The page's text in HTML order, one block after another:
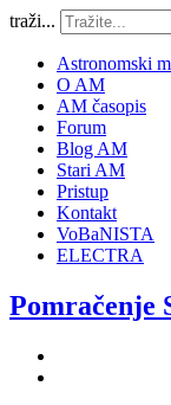
traži...
Astronomski
O AM
AM časopis
Forum
Blog AM
Stari AM
Pristup
Kontakt
VoBaNISTA
ELECTRA
Pomračenje